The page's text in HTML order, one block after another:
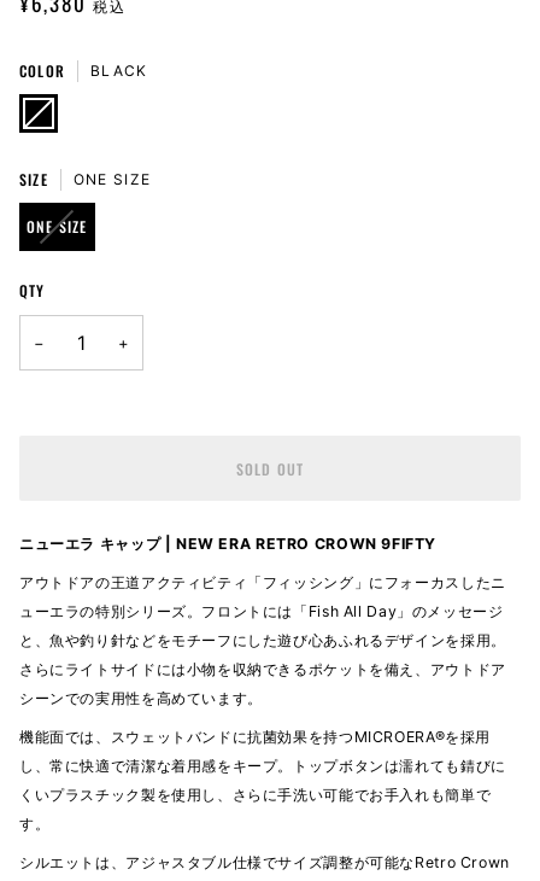
税込
COLOR BLACK
BLACK
VARIANT
SOLD
OUT
SIZE ONE SIZE
ONE SIZE
VARIANT
SOLD
UNAVAILABLE
QTY
− +
SOLD OUT
ニューエラ キャップ | NEW ERA RETRO CROWN 9FIFTY
アウトドアの王道アクティビティ「フィッシング」にフォーカスしたニ
ューエラの特別シリーズ。フロントには「Fish All Day」のメッセージ
と、魚や釣り針などをモチーフにした遊び心あふれるデザインを採用。
さらにライトサイドには小物を収納できるポケットを備え、アウトドア
シーンでの実用性を高めています。
機能面では、スウェットバンドに抗菌効果を持つMICROERA®を採用
し、常に快適で清潔な着用感をキープ。トップボタンは濡れても錆びに
くいプラスチック製を使用し、さらに手洗い可能でお手入れも簡単で
す。
シルエットは、アジャスタブル仕様でサイズ調整が可能なRetro Crown